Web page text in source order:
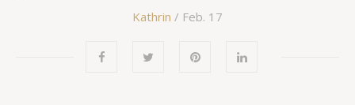
Kathrin / Feb. 17